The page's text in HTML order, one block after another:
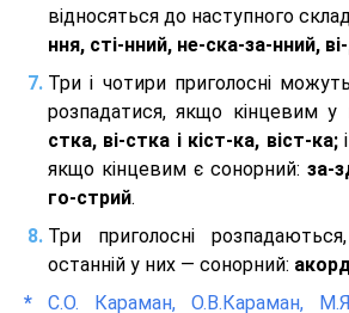
відносяться до наступного
ння, сті-нний, не-ска-за-нний,
Три і чотири приголосні
розпадатися, якщо кінцевим
стка, ві-стка і кіст-ка, віст-ка;
якщо кінцевим є сонорний: за-
го-стрий.
Три приголосні
останній у них — сонорний:
* С.О. Караман, О.В.Караман,